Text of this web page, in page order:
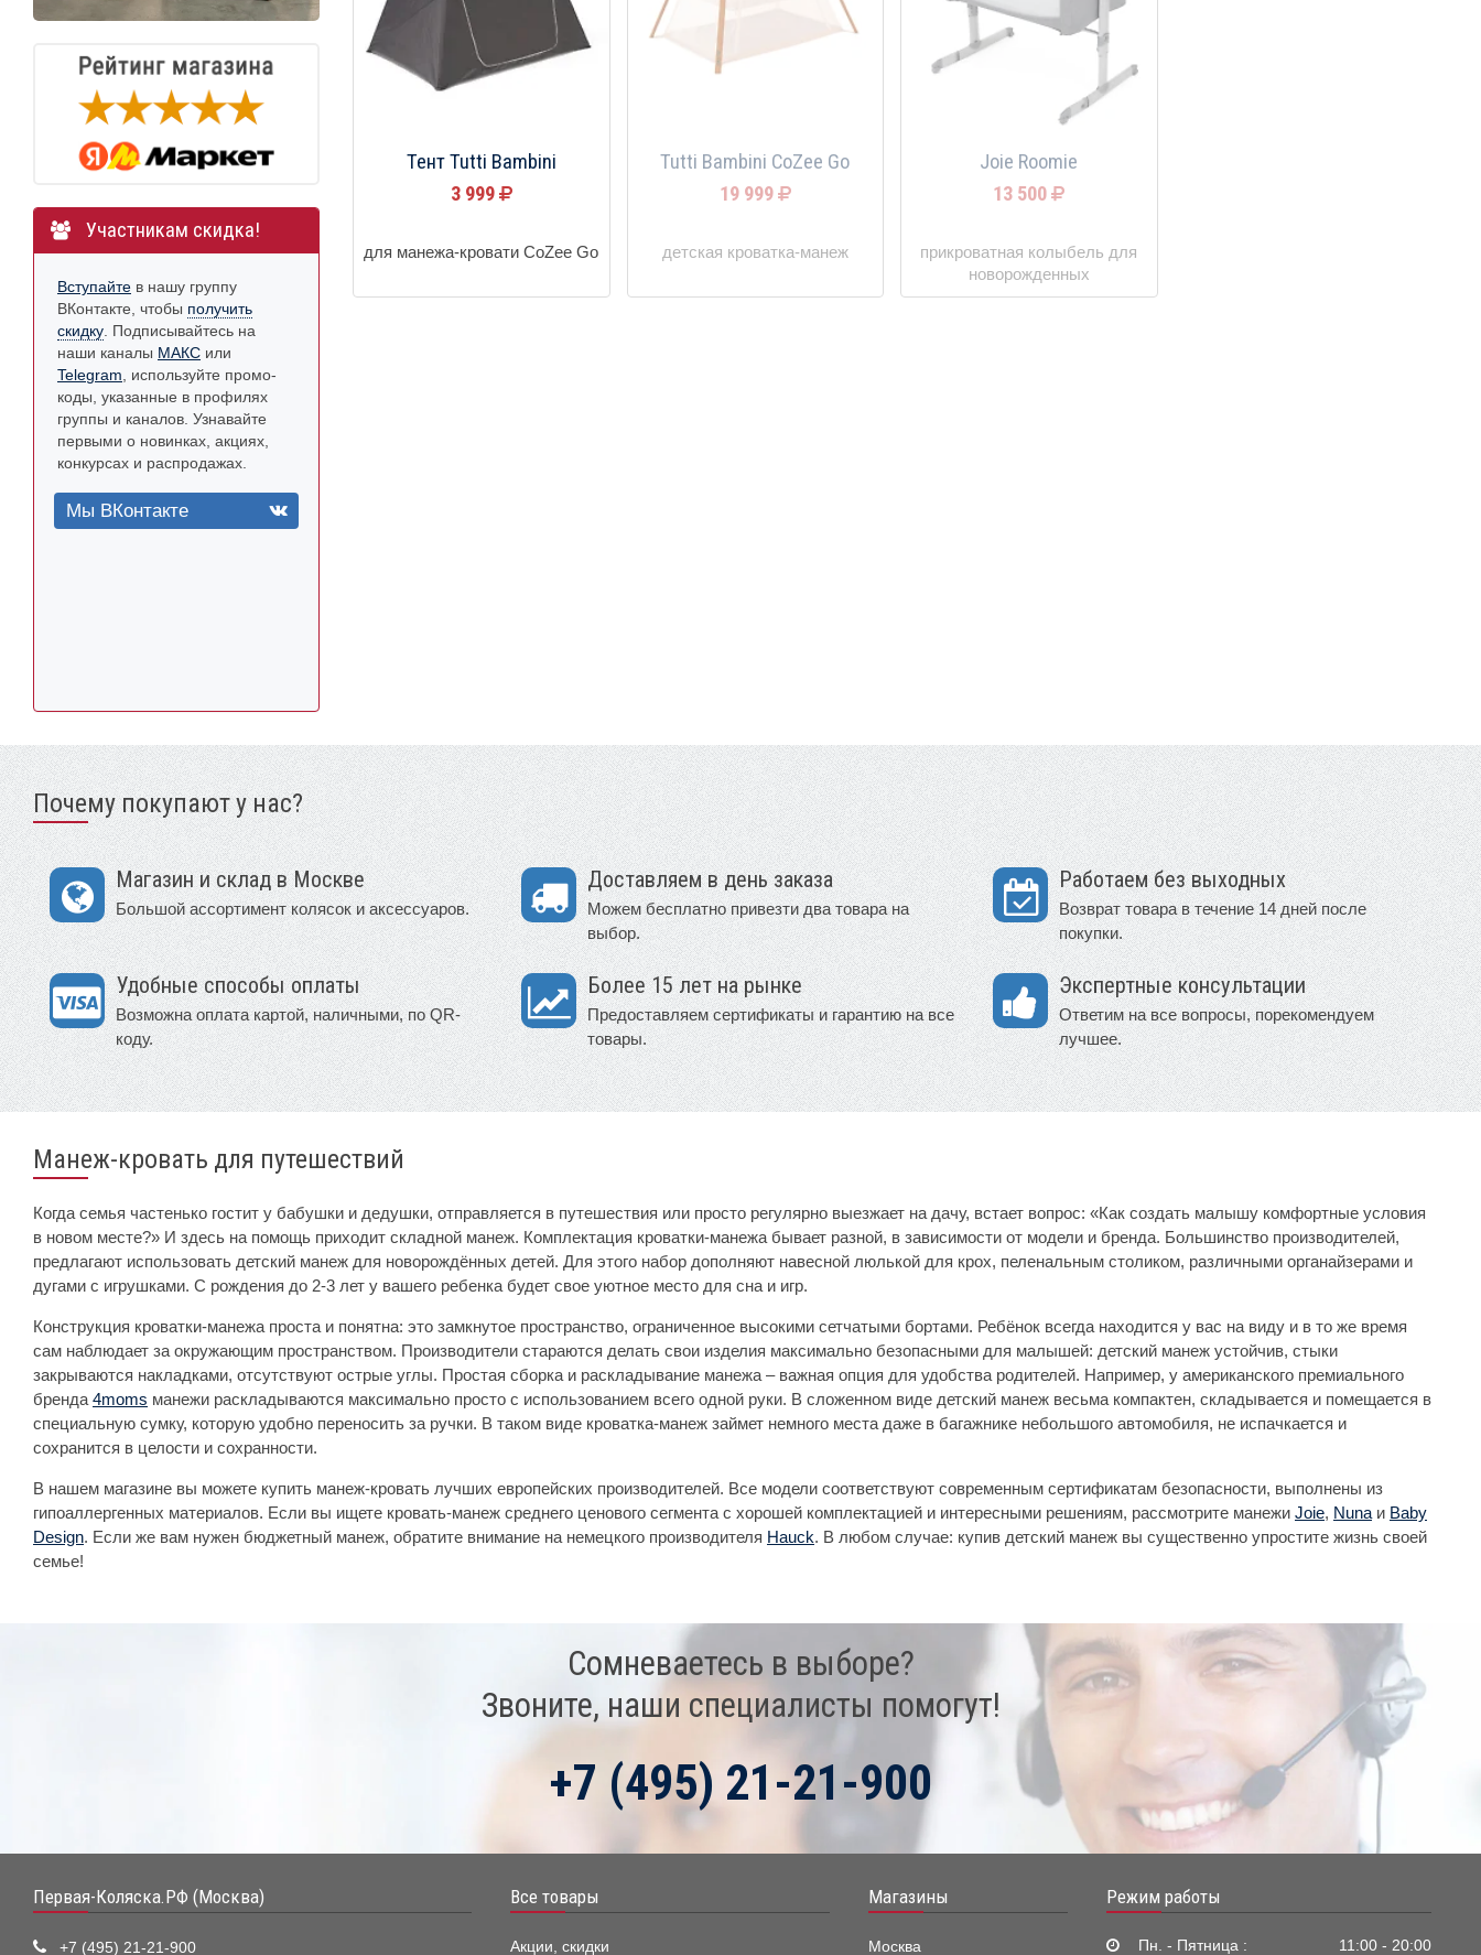
Тент Tutti Bambini
3 999
для манежа-кровати CoZee Go
Tutti Bambini CoZee Go
19 999
детская кроватка-манеж
Joie Roomie
13 500
прикроватная колыбель для
новорожденных
Участникам скидка!
Вступайте в нашу группу
ВКонтакте, чтобы получить
скидку . Подписывайтесь на
наши каналы МАКС или
Telegram , используйте промо-
коды, указанные в профилях
группы и каналов. Узнавайте
первыми о новинках, акциях,
конкурсах и распродажах.
Мы ВКонтакте
Почему покупают у нас?
Магазин и склад в Москве
Большой ассортимент колясок и аксессуаров.
Доставляем в день заказа
Можем бесплатно привезти два товара на
выбор.
Работаем без выходных
Возврат товара в течение 14 дней после
покупки.
Удобные способы оплаты
Возможна оплата картой, наличными, по QR-
коду.
Более 15 лет на рынке
Предоставляем сертификаты и гарантию на все
товары.
Экспертные консультации
Ответим на все вопросы, порекомендуем
лучшее.
Манеж-кровать для путешествий
Когда семья частенько гостит у бабушки и дедушки, отправляется в путешествия или просто регулярно выезжает на дачу, встает вопрос: «Как создать малышу комфортные условия
в новом месте?» И здесь на помощь приходит складной манеж. Комплектация кроватки-манежа бывает разной, в зависимости от модели и бренда. Большинство производителей,
предлагают использовать детский манеж для новорождённых детей. Для этого набор дополняют навесной люлькой для крох, пеленальным столиком, различными органайзерами и
дугами с игрушками. С рождения до 2-3 лет у вашего ребенка будет свое уютное место для сна и игр.
Конструкция кроватки-манежа проста и понятна: это замкнутое пространство, ограниченное высокими сетчатыми бортами. Ребёнок всегда находится у вас на виду и в то же время
сам наблюдает за окружающим пространством. Производители стараются делать свои изделия максимально безопасными для малышей: детский манеж устойчив, стыки
закрываются накладками, отсутствуют острые углы. Простая сборка и раскладывание манежа – важная опция для удобства родителей. Например, у американского премиального
бренда 4moms манежи раскладываются максимально просто с использованием всего одной руки. В сложенном виде детский манеж весьма компактен, складывается и помещается в
специальную сумку, которую удобно переносить за ручки. В таком виде кроватка-манеж займет немного места даже в багажнике небольшого автомобиля, не испачкается и
сохранится в целости и сохранности.
В нашем магазине вы можете купить манеж-кровать лучших европейских производителей. Все модели соответствуют современным сертификатам безопасности, выполнены из
гипоаллергенных материалов. Если вы ищете кровать-манеж среднего ценового сегмента с хорошей комплектацией и интересными решениям, рассмотрите манежи Joie, Nuna и Baby
Design. Если же вам нужен бюджетный манеж, обратите внимание на немецкого производителя Hauck. В любом случае: купив детский манеж вы существенно упростите жизнь своей
семье!
Сомневаетесь в выборе?
Звоните, наши специалисты помогут!
+7 (495) 21-21-900
Первая-Коляска.РФ (Москва)
+7 (495) 21-21-900
Все товары
Акции, скидки
Магазины
Москва
Режим работы
Пн. - Пятница : 11:00 - 20:00